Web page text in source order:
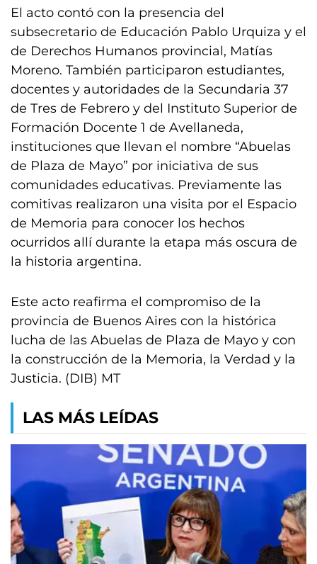
El acto contó con la presencia del
subsecretario de Educación Pablo Urquiza y el
de Derechos Humanos provincial, Matías
Moreno. También participaron estudiantes,
docentes y autoridades de la Secundaria 37
de Tres de Febrero y del Instituto Superior de
Formación Docente 1 de Avellaneda,
instituciones que llevan el nombre “Abuelas
de Plaza de Mayo” por iniciativa de sus
comunidades educativas. Previamente las
comitivas realizaron una visita por el Espacio
de Memoria para conocer los hechos
ocurridos allí durante la etapa más oscura de
la historia argentina.
Este acto reafirma el compromiso de la
provincia de Buenos Aires con la histórica
lucha de las Abuelas de Plaza de Mayo y con
la construcción de la Memoria, la Verdad y la
Justicia. (DIB) MT
LAS MÁS LEÍDAS